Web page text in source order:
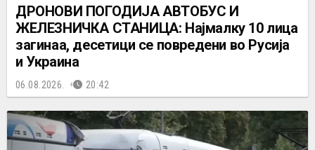
ДРОНОВИ ПОГОДИЈА АВТОБУС И
ЖЕЛЕЗНИЧКА СТАНИЦА: Најмалку 10 лица
загинаа, десетици се повредени во Русија
и Украина
06.08.2026. 20:42